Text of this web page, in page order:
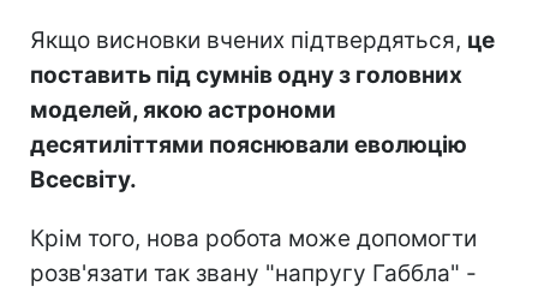
Якщо висновки вчених підтвердяться, це
поставить під сумнів одну з головних
моделей, якою астрономи
десятиліттями пояснювали еволюцію
Всесвіту.
Крім того, нова робота може допомогти
розв'язати так звану "напругу Габбла" -